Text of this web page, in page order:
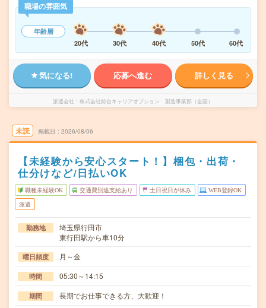
職場の雰囲気
年齢層
20代
30代 40代 50代 60代
気になる! 応募へ進む 詳しく見る
派遣会社 株式会社綜合キャリアオプション 製造事業部（全国）
未読 掲載日 2026/08/06
【未経験から安心スタート！】梱包・出荷・
仕分けなど/日払いOK
職種未経験OK 交通費別途支給あり 土日祝日が休み WEB登録OK
派遣
勤務地
埼玉県行田市
東行田駅から車10分
曜日頻度 月～金
時間 05:30～14:15
期間 長期でお仕事できる方、大歓迎！